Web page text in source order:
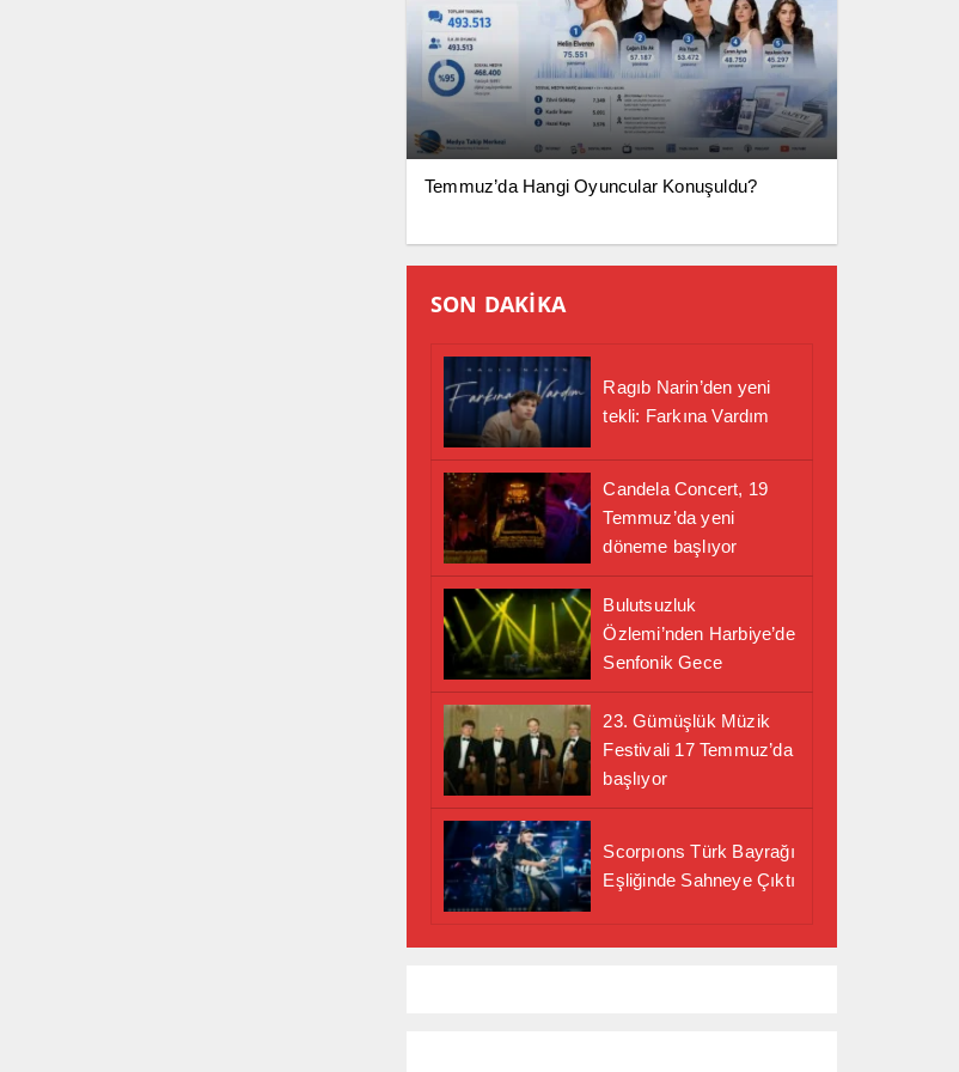
Temmuz’da Hangi Oyuncular Konuşuldu?
SON DAKİKA
Ragıb Narin’den yeni
tekli: Farkına Vardım
Candela Concert, 19
Temmuz’da yeni
döneme başlıyor
Bulutsuzluk
Özlemi’nden Harbiye’de
Senfonik Gece
23. Gümüşlük Müzik
Festivali 17 Temmuz’da
başlıyor
Scorpıons Türk Bayrağı
Eşliğinde Sahneye Çıktı